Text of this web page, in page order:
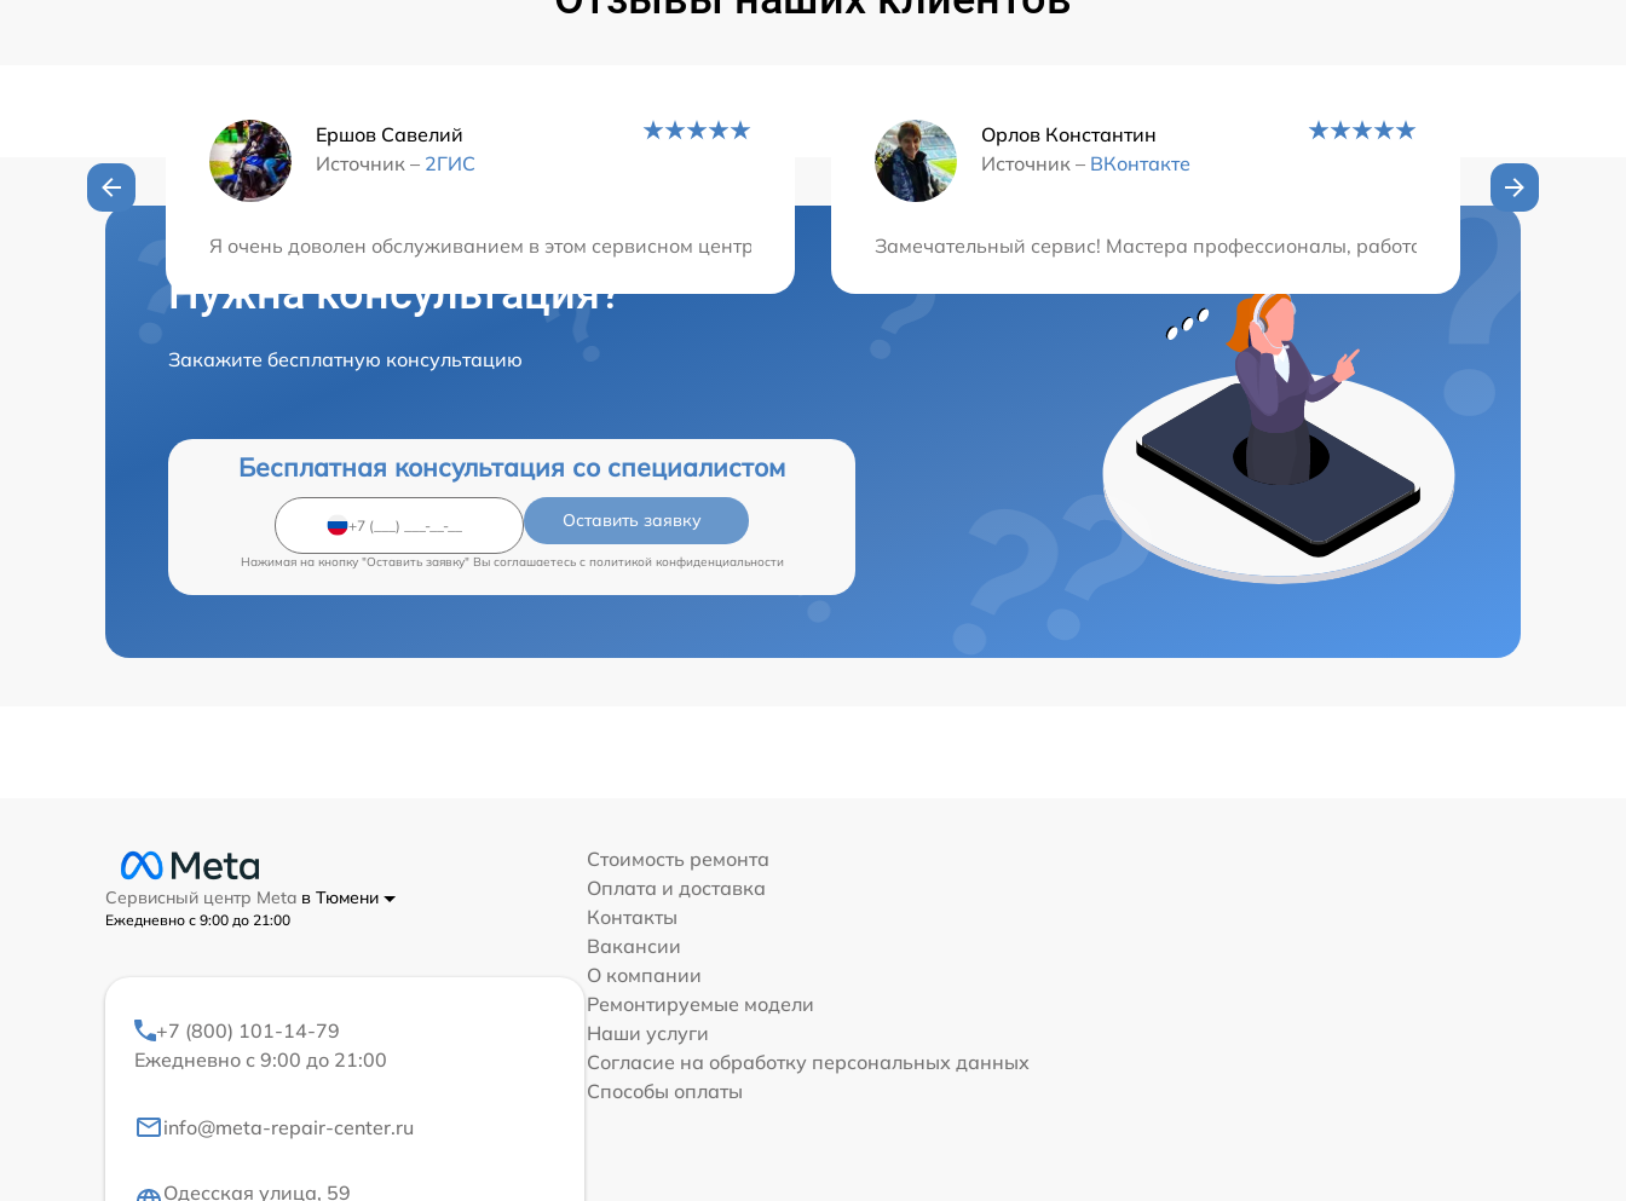
Ершов Савелий
Источник – 2ГИС
Я очень доволен обслуживанием в этом сервисном центре! Стоимость ремонта оказалась отличной, диагностика была проведена бесплатно!
Орлов Константин
Источник – ВКонтакте
Замечательный сервис! Мастера профессионалы, работают быстро и
Нужна консультация?
Закажите бесплатную консультацию
Бесплатная консультация со специалистом
Оставить заявку
Нажимая на кнопку "Оставить заявку" Вы соглашаетесь c политикой конфиденциальности
Сервисный центр Meta в Тюмени
Ежедневно с 9:00 до 21:00
+7 (800) 101-14-79
Ежедневно с 9:00 до 21:00
info@meta-repair-center.ru
Одесская улица, 59
Стоимость ремонта
Оплата и доставка
Контакты
Вакансии
О компании
Ремонтируемые модели
Наши услуги
Согласие на обработку персональных данных
Способы оплаты